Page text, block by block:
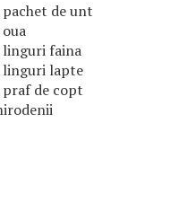
de unt
linguri faina
linguri lapte
praf de copt